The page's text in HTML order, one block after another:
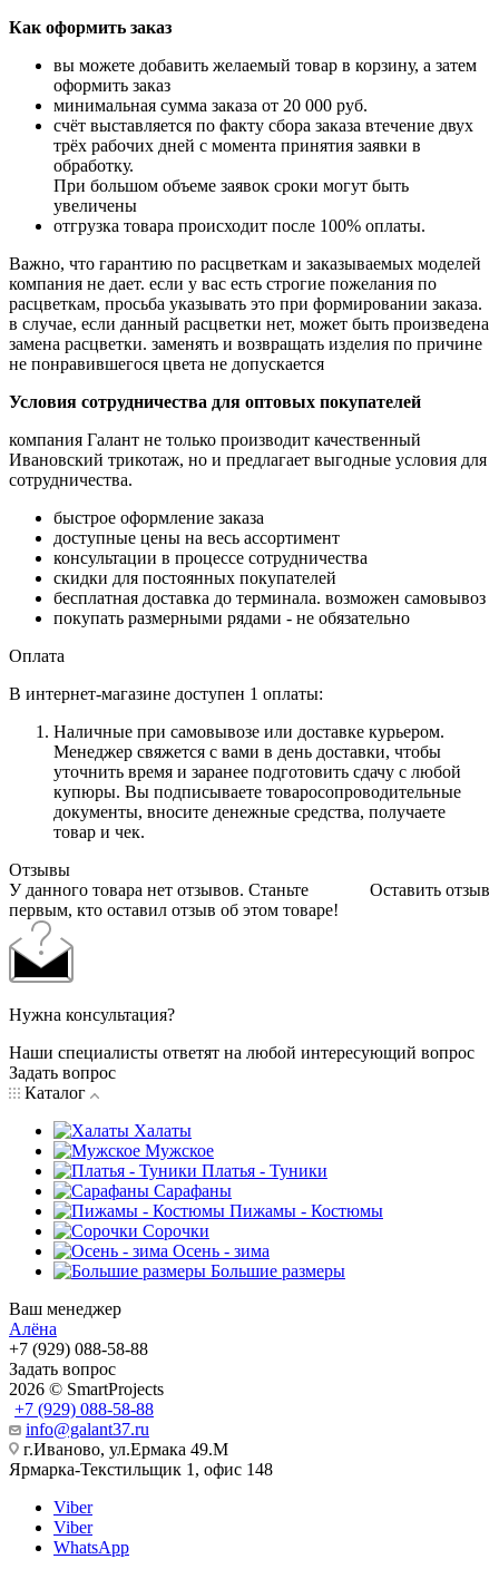
Как оформить заказ
вы можете добавить желаемый товар в корзину, а затем
оформить заказ
минимальная сумма заказа от 20 000 руб.
счёт выставляется по факту сбора заказа втечение двух
трёх рабочих дней с момента принятия заявки в
обработку.
При большом объеме заявок сроки могут быть
увеличены
отгрузка товара происходит после 100% оплаты.
Важно, что гарантию по расцветкам и заказываемых моделей
компания не дает. если у вас есть строгие пожелания по
расцветкам, просьба указывать это при формировании заказа.
в случае, если данный расцветки нет, может быть произведена
замена расцветки. заменять и возвращать изделия по причине
не понравившегося цвета не допускается
Условия сотрудничества для оптовых покупателей
компания Галант не только производит качественный
Ивановский трикотаж, но и предлагает выгодные условия для
сотрудничества.
быстрое оформление заказа
доступные цены на весь ассортимент
консультации в процессе сотрудничества
скидки для постоянных покупателей
бесплатная доставка до терминала. возможен самовывоз
покупать размерными рядами - не обязательно
Оплата
В интернет-магазине доступен 1 оплаты:
Наличные при самовывозе или доставке курьером.
Менеджер свяжется с вами в день доставки, чтобы
уточнить время и заранее подготовить сдачу с любой
купюры. Вы подписываете товаросопроводительные
документы, вносите денежные средства, получаете
товар и чек.
Отзывы
Оставить отзыв
У данного товара нет отзывов. Станьте
первым, кто оставил отзыв об этом товаре!
Нужна консультация?
Наши специалисты ответят на любой интересующий вопрос
Задать вопрос
Каталог
Халаты
Мужское
Платья - Туники
Сарафаны
Пижамы - Костюмы
Сорочки
Oсень - зима
Большие размеры
Ваш менеджер
Алёна
+7 (929) 088-58-88
Задать вопрос
2026 © SmartProjects
+7 (929) 088-58-88
info@galant37.ru
г.Иваново, ул.Ермака 49.M
Ярмарка-Текстильщик 1, офис 148
Viber
Viber
WhatsApp